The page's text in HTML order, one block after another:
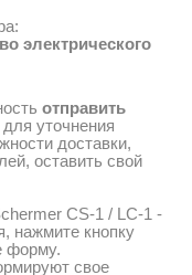
электрического
отправить
для уточнения
доставки,
оставить свой
CS-1 / LC-1 -
нажмите кнопку
форму.
свое